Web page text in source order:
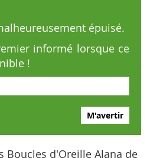
épuisé.
informé lorsque ce
!
M'avertir
Boucles d'Oreille Alana de